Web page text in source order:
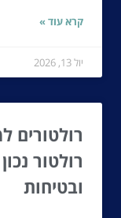
קרא עוד »
יול 13, 2026
רולטורים
רולטור
ובטיחות